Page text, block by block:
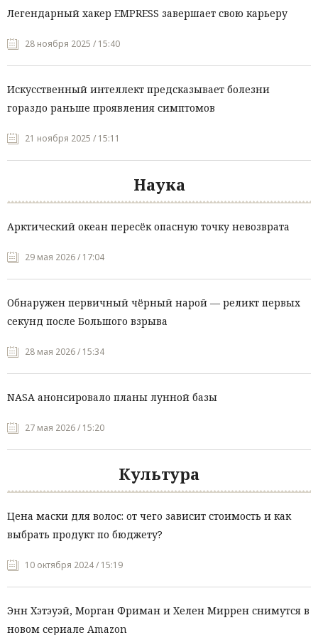
Легендарный хакер EMPRESS завершает свою карьеру
28 ноября 2025 / 15:40
Искусственный интеллект предсказывает болезни
гораздо раньше проявления симптомов
21 ноября 2025 / 15:11
Наука
Арктический океан пересёк опасную точку невозврата
29 мая 2026 / 17:04
Обнаружен первичный чёрный нарой — реликт первых
секунд после Большого взрыва
28 мая 2026 / 15:34
NASA анонсировало планы лунной базы
27 мая 2026 / 15:20
Культура
Цена маски для волос: от чего зависит стоимость и как
выбрать продукт по бюджету?
10 октября 2024 / 15:19
Энн Хэтэуэй, Морган Фриман и Хелен Миррен снимутся в
новом сериале Amazon